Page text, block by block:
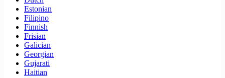
Estonian
Filipino
Finnish
Frisian
Galician
Georgian
Gujarati
Haitian